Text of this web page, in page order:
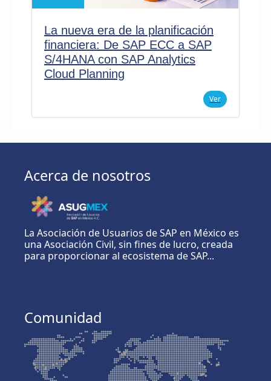
La nueva era de la planificación
financiera: De SAP ECC a SAP
S/4HANA con SAP Analytics
Cloud Planning
Ver
Acerca de nosotros
La Asociación de Usuarios de SAP en México es
una Asociación Civil, sin fines de lucro, creada
para proporcionar al ecosistema de SAP...
Comunidad